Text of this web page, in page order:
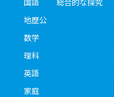
地歴公
数学
理科
英語
家庭